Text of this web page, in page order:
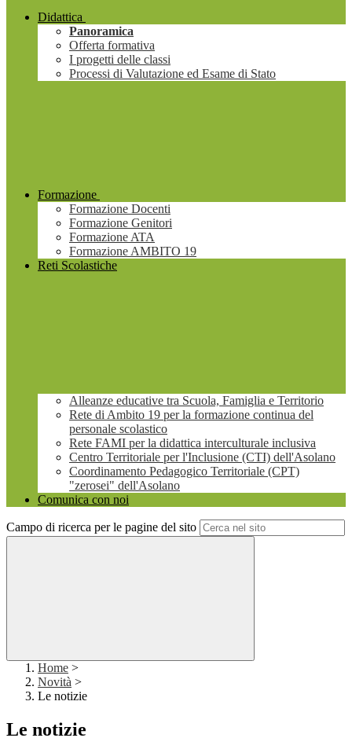
Didattica
Panoramica
Offerta formativa
I progetti delle classi
Processi di Valutazione ed Esame di Stato
Formazione
Formazione Docenti
Formazione Genitori
Formazione ATA
Formazione AMBITO 19
Reti Scolastiche
Alleanze educative tra Scuola, Famiglia e Territorio
Rete di Ambito 19 per la formazione continua del
personale scolastico
Rete FAMI per la didattica interculturale inclusiva
Centro Territoriale per l'Inclusione (CTI) dell'Asolano
Coordinamento Pedagogico Territoriale (CPT)
"zerosei" dell'Asolano
Comunica con noi
Campo di ricerca per le pagine del sito
Home >
Novità >
Le notizie
Le notizie